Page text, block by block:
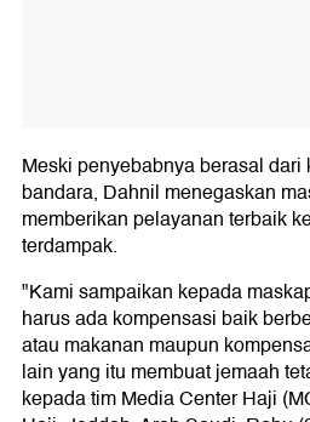
Meski penyebabnya berasal
bandara, Dahnil menegaskan
memberikan pelayanan terbaik
terdampak.
"Kami sampaikan kepada
harus ada kompensasi baik
atau makanan maupun
lain yang itu membuat jemaah
kepada tim Media Center Haji